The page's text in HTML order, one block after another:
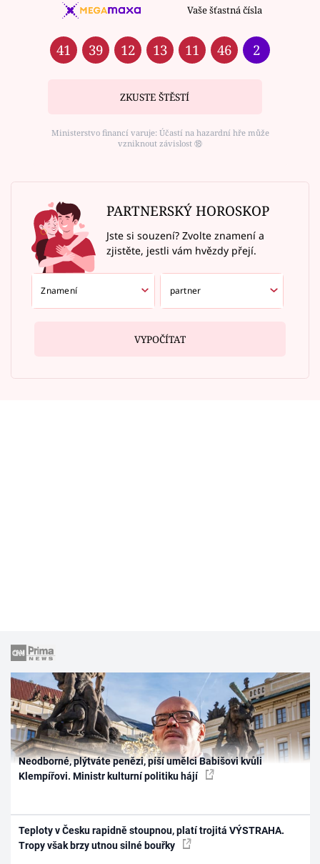
Vaše šťastná čísla
41 39 12 13 11 46 2
ZKUSTE ŠTĚSTÍ
Ministerstvo financí varuje: Účastí na hazardní hře může
vzniknout závislost ⑱
PARTNERSKÝ HOROSKOP
Jste si souzení? Zvolte znamení a
zjistěte, jestli vám hvězdy přejí.
VYPOČÍTAT
Neodborné, plýtváte penězi, píší umělci Babišovi kvůli
Klempířovi. Ministr kulturní politiku hájí
Teploty v Česku rapidně stoupnou, platí trojitá VÝSTRAHA.
Tropy však brzy utnou silné bouřky